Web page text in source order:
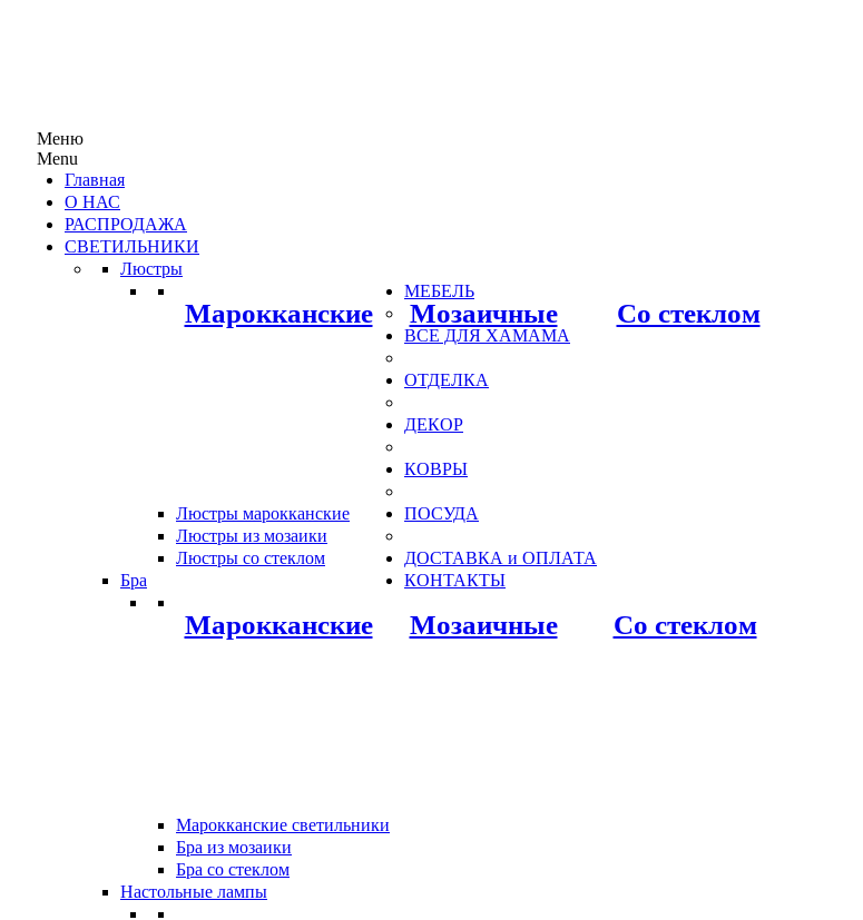
Меню
Menu
Главная
О НАС
РАСПРОДАЖА
СВЕТИЛЬНИКИ
Люстры
Марокканские Мозаичные Со стеклом
Люстры марокканские
Люстры из мозаики
Люстры со стеклом
Бра
Марокканские Мозаичные Со стеклом
Марокканские светильники
Бра из мозаики
Бра со стеклом
Настольные лампы
МЕБЕЛЬ
ВСЕ ДЛЯ ХАМАМА
ОТДЕЛКА
ДЕКОР
КОВРЫ
ПОСУДА
ДОСТАВКА и ОПЛАТА
КОНТАКТЫ